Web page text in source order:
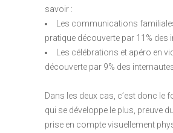
savoir :
Les communications
pratique découverte par 11% des
Les célébrations et apéro en
découverte par 9% des
Dans les deux cas, c’est donc le
qui se développe le plus, preuve
prise en compte visuellement